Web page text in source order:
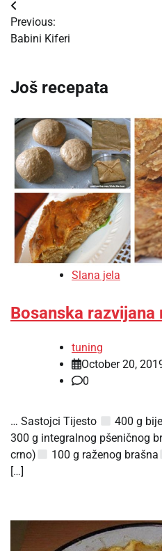
Post
navigation
Previous:
Babini Kiferi
Još recepata
Slana jela
Bosanska razvijana
tuning
October 20,
0
… Sastojci Tijesto
400 g
300 g integralnog pšeničnog
crno)
100 g raženog brašna
[…]